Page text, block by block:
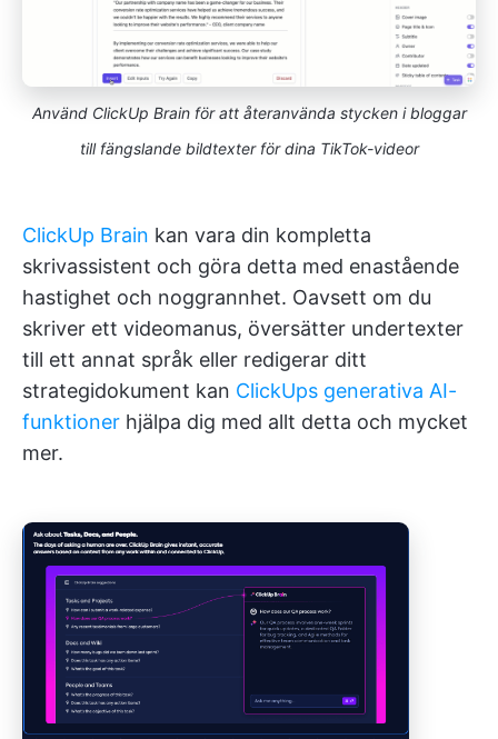
Använd ClickUp Brain för att återanvända stycken i bloggar
till fängslande bildtexter för dina TikTok-videor
ClickUp Brain kan vara din kompletta
skrivassistent och göra detta med enastående
hastighet och noggrannhet. Oavsett om du
skriver ett videomanus, översätter undertexter
till ett annat språk eller redigerar ditt
strategidokument kan ClickUps generativa AI-
funktioner hjälpa dig med allt detta och mycket
mer.